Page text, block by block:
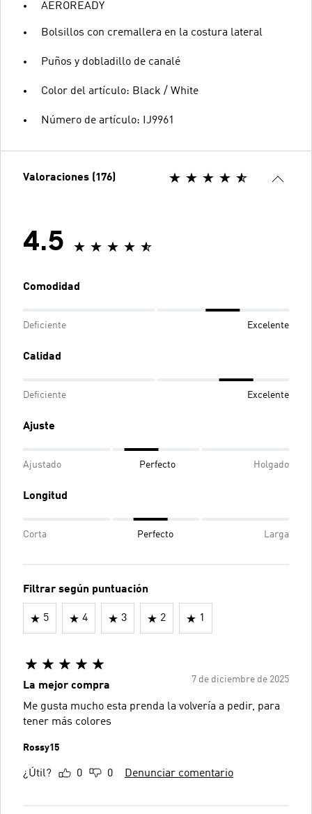
AEROREADY
Bolsillos con cremallera en la costura lateral
Puños y dobladillo de canalé
Color del artículo: Black / White
Número de artículo: IJ9961
Valoraciones (176)
4.5
Comodidad
Deficiente Excelente
Calidad
Deficiente Excelente
Ajuste
Ajustado Perfecto Holgado
Longitud
Corta Perfecto Larga
Filtrar según puntuación
5 4 3 2 1
7 de diciembre de 2025
La mejor compra
Me gusta mucho esta prenda la volvería a pedir, para
tener más colores
Rossy15
¿Útil? 0 0 Denunciar comentario